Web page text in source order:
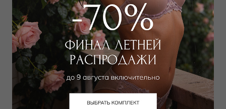
RODASOLEIL
Купальник слитный
23 000₽
+ 1150
бонусов
RODASOLEIL
Купальник слитный
24 000 | + 1200
бонусов